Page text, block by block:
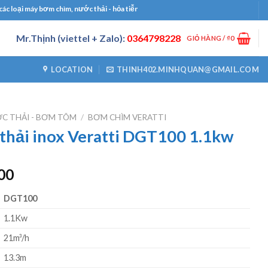
máy bơm chìm, nước thải - hỏa tiễn, bơm công nghiệp, bơm định lượng, máy thổi
Mr.Thịnh (viettel + Zalo): 0364798228 GIỎ HÀNG /₫0
LOCATION THINH402.MINHQUAN@GMAIL.COM
THẢI - BƠM TÕM / BƠM CHÌM VERATTI
inox Veratti DGT100 1.1kw
Giá
tại
là:
₫4000000.
DGT100
1.1Kw
21m³/h
13.3m